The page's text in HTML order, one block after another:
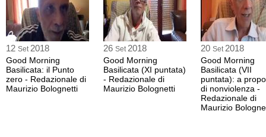
12 Set 2018
Good Morning
Basilicata: il Punto
zero - Redazionale di
Maurizio Bolognetti
26 Set 2018
Good Morning
Basilicata (XI puntata)
- Redazionale di
Maurizio Bolognetti
20 Set 2018
Good Morning
Basilicata (VII
puntata): a
di nonviolenza -
Redazionale di
Maurizio